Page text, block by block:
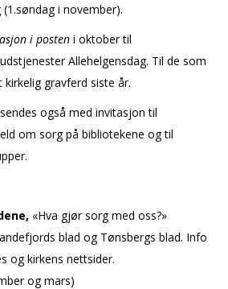
(1.søndag i november).
i posten i oktober til
Allehelgensdag. Til de som
kirkelig gravferd siste år.
også med invitasjon til
om sorg på bibliotekene og til
«Hva gjør sorg med oss?»
blad og Tønsbergs blad. Info
og kirkens nettsider.
og mars)